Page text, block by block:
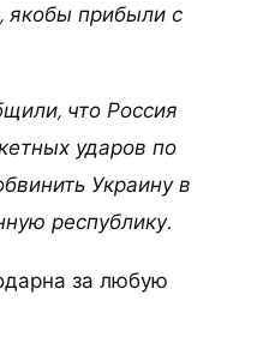
якобы прибыли с
что Россия
ударов по
Украину в
республику.
за любую